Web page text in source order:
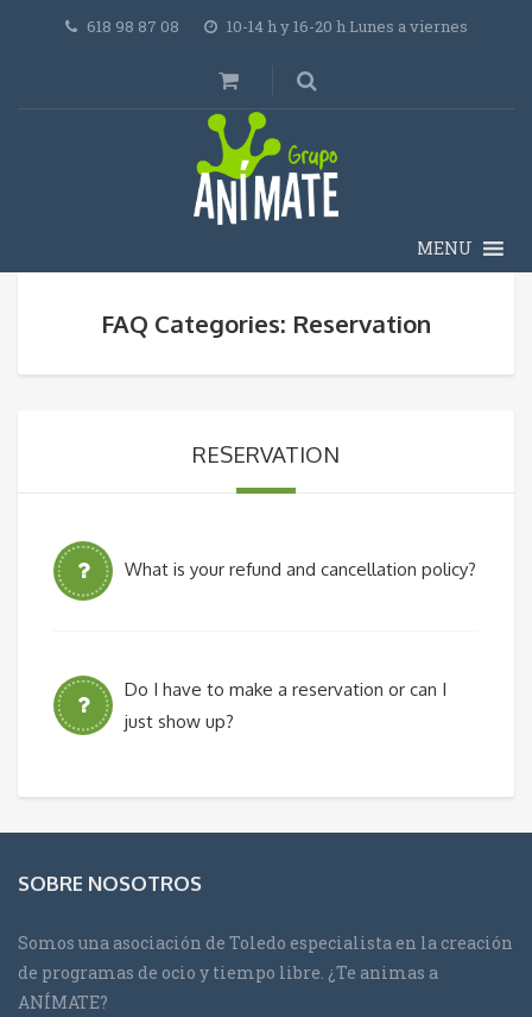
618 98 87 08 10-14 h y 16-20 h Lunes a viernes
MENU
FAQ Categories: Reservation
RESERVATION
What is your refund and cancellation policy?
Do I have to make a reservation or can I
just show up?
SOBRE NOSOTROS
Somos una asociación de Toledo especialista en la creación
de programas de ocio y tiempo libre. ¿Te animas a
ANÍMATE?